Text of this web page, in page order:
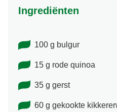
Ingrediënten
100 g bulgur
15 g rode quinoa
35 g gerst
60 g gekookte